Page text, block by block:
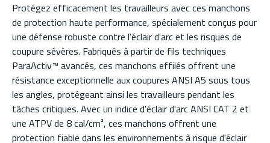
Protégez efficacement les travailleurs avec ces manchons
de protection haute performance, spécialement conçus pour
une défense robuste contre l'éclair d'arc et les risques de
coupure sévères. Fabriqués à partir de fils techniques
ParaActiv™ avancés, ces manchons effilés offrent une
résistance exceptionnelle aux coupures ANSI A5 sous tous
les angles, protégeant ainsi les travailleurs pendant les
tâches critiques. Avec un indice d'éclair d'arc ANSI CAT 2 et
une ATPV de 8 cal/cm², ces manchons offrent une
protection fiable dans les environnements à risque d'éclair